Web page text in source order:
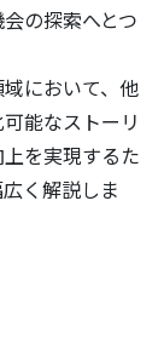
の探索へとつ
において、他
能なストーリ
を実現するた
く解説しま